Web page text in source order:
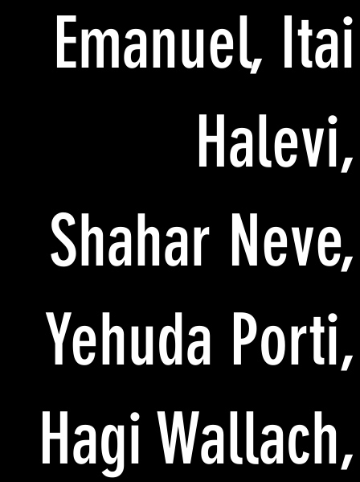
Emanuel, Itai
Halevi,
Shahar Neve,
Yehuda Porti,
Hagi Wallach,